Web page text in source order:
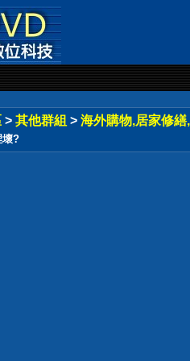
> 其他群組 > 海外購物,居家修
壞?